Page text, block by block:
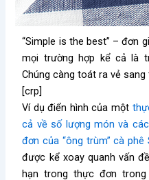
“Simple is the best” – đơn
mọi trường hợp kể cả là
Chúng càng toát ra vẻ
[crp]
Ví dụ điển hình của một
cả về số lượng món và
đơn của “ông trùm” cà phê
được kể xoay quanh vấn
hạn trong thực đơn